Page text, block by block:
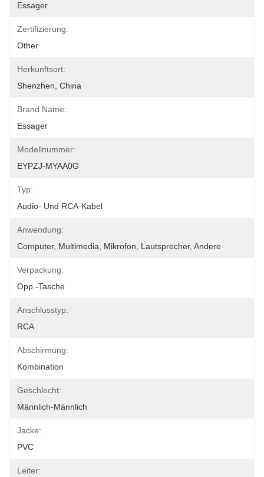
Essager
Zertifizierung:
Other
Herkunftsort:
Shenzhen, China
Brand Name:
Essager
Modellnummer:
EYPZJ-MYAA0G
Typ:
Audio- Und RCA-Kabel
Anwendung:
Computer, Multimedia, Mikrofon, Lautsprecher, Andere
Verpackung:
Opp -Tasche
Anschlusstyp:
RCA
Abschirmung:
Kombination
Geschlecht:
Männlich-Männlich
Jacke:
PVC
Leiter: